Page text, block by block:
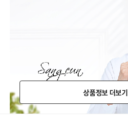
상품정보 더보기